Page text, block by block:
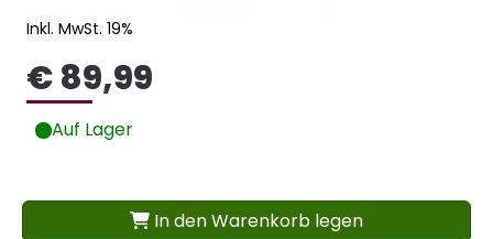
Inkl. MwSt. 19%
€ 89,99
Auf Lager
In den Warenkorb legen